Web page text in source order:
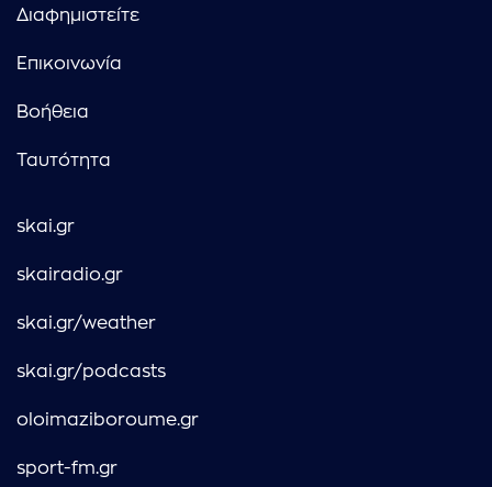
Διαφημιστείτε
Επικοινωνία
Βοήθεια
Ταυτότητα
skai.gr
skairadio.gr
skai.gr/weather
skai.gr/podcasts
oloimaziboroume.gr
sport-fm.gr